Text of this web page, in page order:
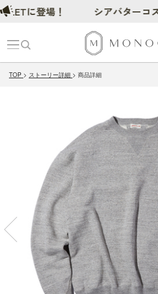
TOP ストーリー詳細 商品詳細
に登場！ シアバターコスメ